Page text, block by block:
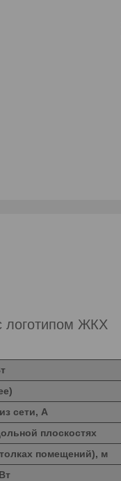
логотипом ЖКХ
сети, А
плоскостях
помещений), м